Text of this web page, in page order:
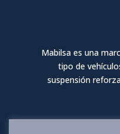
Mabilsa es una
tipo de
suspensión